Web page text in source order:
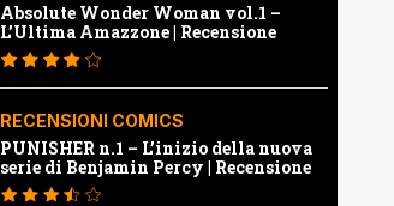
Absolute Wonder Woman vol.1 –
L’Ultima Amazzone | Recensione
RECENSIONI COMICS
PUNISHER n.1 – L’inizio della nuova
serie di Benjamin Percy | Recensione